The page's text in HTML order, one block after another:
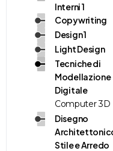
Interni 1
Copywriting
Design 1
Light Design
Tecniche di
Modellazione
Digitale
Computer 3D
Disegno
Stile e Arredo